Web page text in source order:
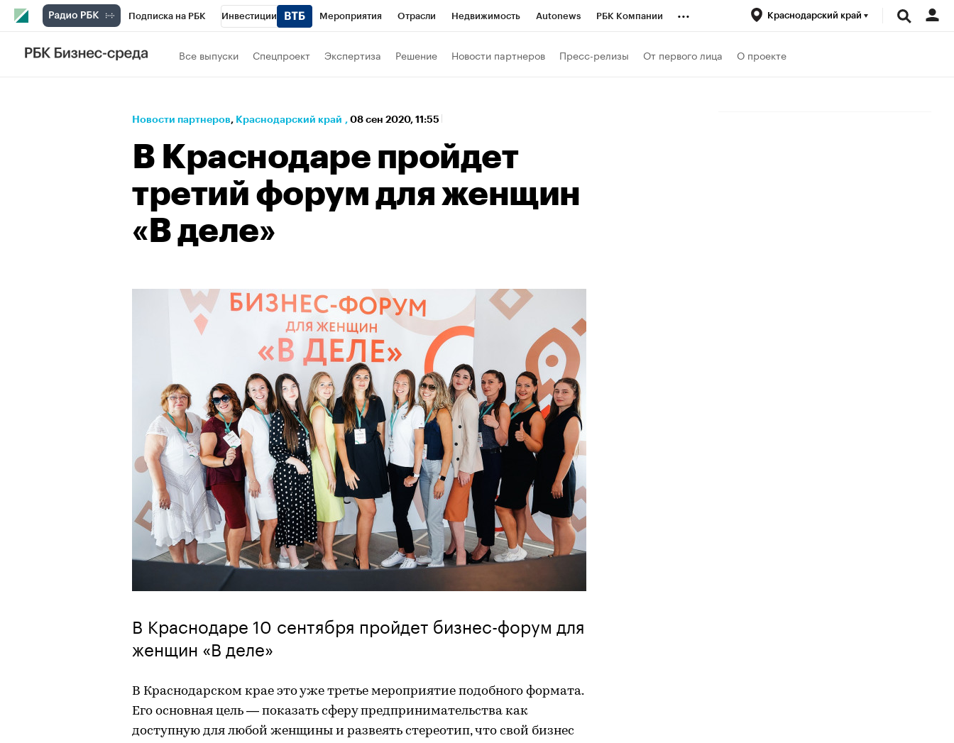
Подписка на РБК Инвестиции Мероприятия Отрасли Недвижимость Autonews РБК Компании
Телеканал
Спецпроекты
Рынок наличной валюты
... Краснодарский край
Все выпуски Спецпроект Экспертиза Решение Новости партнеров Пресс-релизы От первого лица О проекте
Новости партнеров⁠, Краснодарский край , 08 сен 2020, 11:55
В Краснодаре пройдет
третий форум для женщин
«В деле»
В Краснодаре 10 сентября пройдет бизнес-форум для
женщин «В деле»
В Краснодарском крае это уже третье мероприятие подобного формата.
Его основная цель — показать сферу предпринимательства как
доступную для любой женщины и развеять стереотип, что свой бизнес